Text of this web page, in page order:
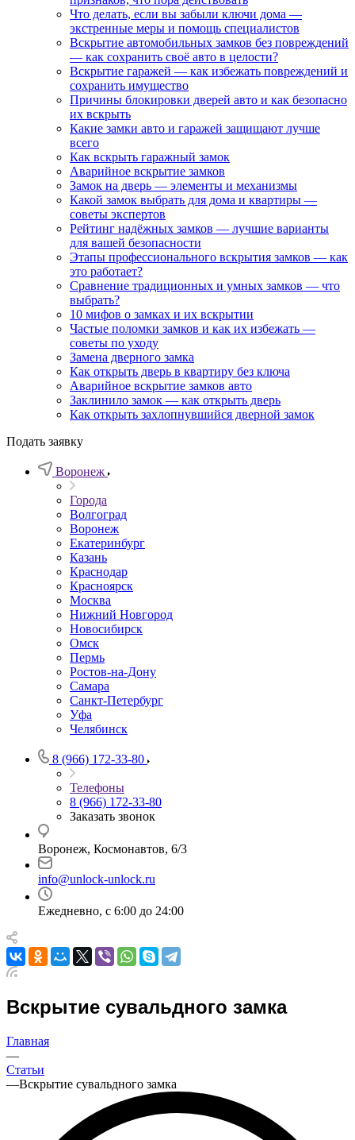
Что делать, если вы забыли ключи дома —
экстренные меры и помощь специалистов
Вскрытие автомобильных замков без повреждений
— как сохранить своё авто в целости?
Вскрытие гаражей — как избежать повреждений и
сохранить имущество
Причины блокировки дверей авто и как безопасно
их вскрыть
Какие замки авто и гаражей защищают лучше
всего
Как вскрыть гаражный замок
Аварийное вскрытие замков
Замок на дверь — элементы и механизмы
Какой замок выбрать для дома и квартиры —
советы экспертов
Рейтинг надёжных замков — лучшие варианты
для вашей безопасности
Этапы профессионального вскрытия замков — как
это работает?
Сравнение традиционных и умных замков — что
выбрать?
10 мифов о замках и их вскрытии
Частые поломки замков и как их избежать —
советы по уходу
Замена дверного замка
Как открыть дверь в квартиру без ключа
Аварийное вскрытие замков авто
Заклинило замок — как открыть дверь
Как открыть захлопнувшийся дверной замок
Подать заявку
Воронеж
Города
Волгоград
Воронеж
Екатеринбург
Казань
Краснодар
Красноярск
Москва
Нижний Новгород
Новосибирск
Омск
Пермь
Ростов-на-Дону
Самара
Санкт-Петербург
Уфа
Челябинск
8 (966) 172-33-80
Телефоны
8 (966) 172-33-80
Заказать звонок
Воронеж, Космонавтов, 6/3
info@unlock-unlock.ru
Ежедневно, с 6:00 до 24:00
Вскрытие сувальдного замка
Главная
—
Статьи
—Вскрытие сувальдного замка